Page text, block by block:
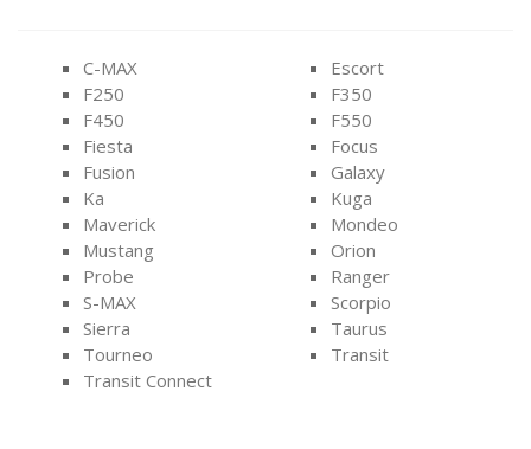
C-MAX
Escort
F250
F350
F450
F550
Fiesta
Focus
Fusion
Galaxy
Ka
Kuga
Maverick
Mondeo
Mustang
Orion
Probe
Ranger
S-MAX
Scorpio
Sierra
Taurus
Tourneo
Transit
Transit Connect